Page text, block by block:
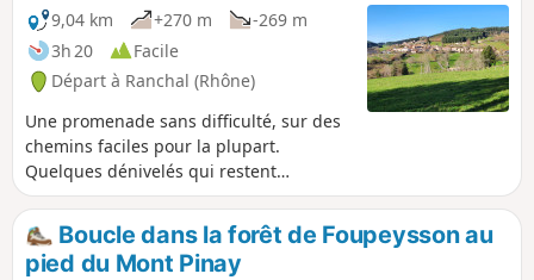
9,04 km
+270 m
-269 m
3h 20
Facile
Départ à Ranchal (Rhône)
Une promenade sans difficulté, sur des
chemins faciles pour la plupart.
Quelques dénivelés qui restent
raisonnables. L'itinéraire traverse des
bois mais offre aussi des vues étendues
sur les paysages de la région.
Boucle dans la forêt de Foupeysson au
pied du Mont Pinay